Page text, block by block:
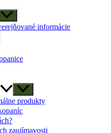
informácie
produkty
zaujímavosti